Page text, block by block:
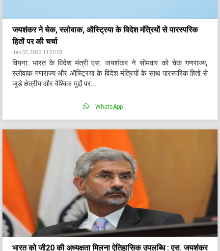
जयशंकर ने चेक, स्लोवाक, ऑस्ट्रिया के विदेश मंत्रियों से पारस्परिक
हितों पर की चर्चा
Jan 03, 2023 11:20:03
वियना: भारत के विदेश मंत्री एस. जयशंकर ने सोमवार को चेक गणराज्य,
स्लोवाक गणराज्य और ऑस्ट्रिया के विदेश मंत्रियों के साथ पारस्परिक हितों से
जुड़े क्षेत्रीय और वैश्विक मुद्दों पर...
WhatsApp
भारत को जी20 की अध्यक्षता मिलना ऐतिहासिक उपलब्धि : एस. जयशंकर